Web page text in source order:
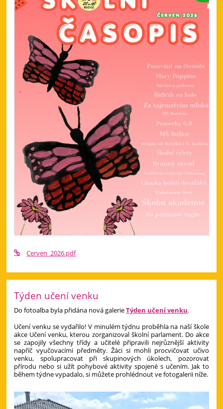
Cerven_2026.pdf
Týden učení venku
Do fotoalba byla přidána nová galerieTýden učení venku.
Učení venku se vydařilo! V minulém týdnu proběhla na naší škole
akce Učení venku, kterou zorganizoval školní parlament. Do akce
se zapojily všechny třídy a učitelé připravili nejrůznější aktivity
napříč vyučovacími předměty. Žáci si mohli procvičovat učivo
venku, spolupracovat při skupinových úkolech, pozorovat
přírodu nebo si užít pohybové aktivity spojené s učením. Jak to
během týdne vypadalo, si můžete prohlédnout ve fotogalerii níže.